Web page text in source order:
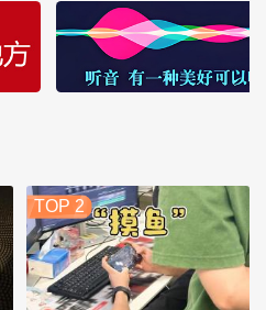
TOP 2